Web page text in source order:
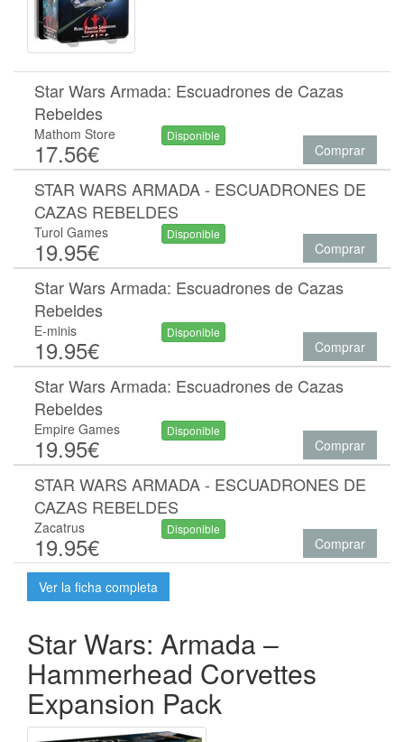
Star Wars Armada: Escuadrones de Cazas
Rebeldes
Mathom Store
17.56€
Disponible
Comprar
STAR WARS ARMADA - ESCUADRONES DE
CAZAS REBELDES
Turol Games
19.95€
Disponible
Comprar
Star Wars Armada: Escuadrones de Cazas
Rebeldes
E-minis
19.95€
Disponible
Comprar
Star Wars Armada: Escuadrones de Cazas
Rebeldes
Empire Games
19.95€
Disponible
Comprar
STAR WARS ARMADA - ESCUADRONES DE
CAZAS REBELDES
Zacatrus
19.95€
Disponible
Comprar
Ver la ficha completa
Star Wars: Armada –
Hammerhead Corvettes
Expansion Pack